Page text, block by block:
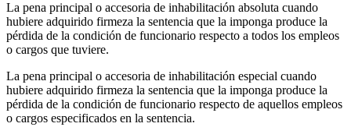
La pena principal o accesoria de inhabilitación absoluta cuando
hubiere adquirido firmeza la sentencia que la imponga produce la
pérdida de la condición de funcionario respecto a todos los empleos
o cargos que tuviere.
La pena principal o accesoria de inhabilitación especial cuando
hubiere adquirido firmeza la sentencia que la imponga produce la
pérdida de la condición de funcionario respecto de aquellos empleos
o cargos especificados en la sentencia.